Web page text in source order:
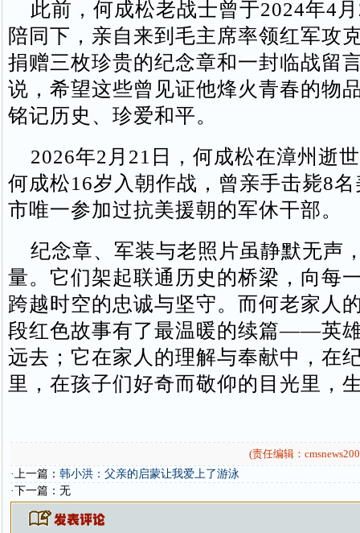
此前，何成松老战士曾于2024年4
陪同下，亲自来到毛主席率领红军攻
捐赠三枚珍贵的纪念章和一封临战留
说，希望这些曾见证他烽火青春的物
铭记历史、珍爱和平。
2026年2月21日，何成松在漳州逝
何成松16岁入朝作战，曾亲手击毙8
市唯一参加过抗美援朝的军休干部。
纪念章、军装与老照片虽静默无声
量。它们架起联通历史的桥梁，向每
跨越时空的忠诚与坚守。而何老家人
段红色故事有了最温暖的续篇——英
远去；它在家人的理解与奉献中，在
里，在孩子们好奇而敬仰的目光里，
(责任编辑：
·上一篇： 韩小洪：父亲的启蒙让我爱上了游泳
·下一篇：无